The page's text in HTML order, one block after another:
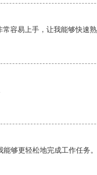
容易上手，让我能够快速
够更轻松地完成工作任务